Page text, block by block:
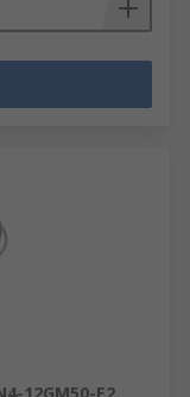
12GM50-E2